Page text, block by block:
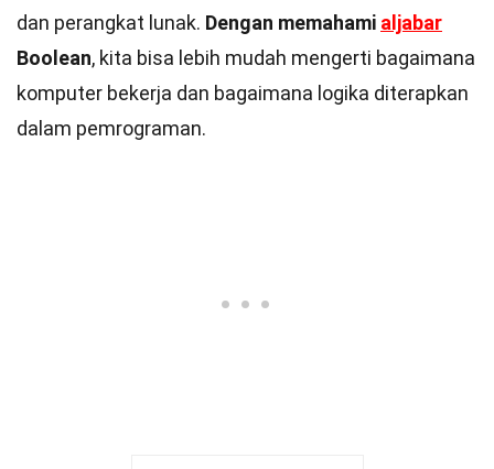
dan perangkat lunak. Dengan memahami aljabar
Boolean, kita bisa lebih mudah mengerti bagaimana
komputer bekerja dan bagaimana logika diterapkan
dalam pemrograman.